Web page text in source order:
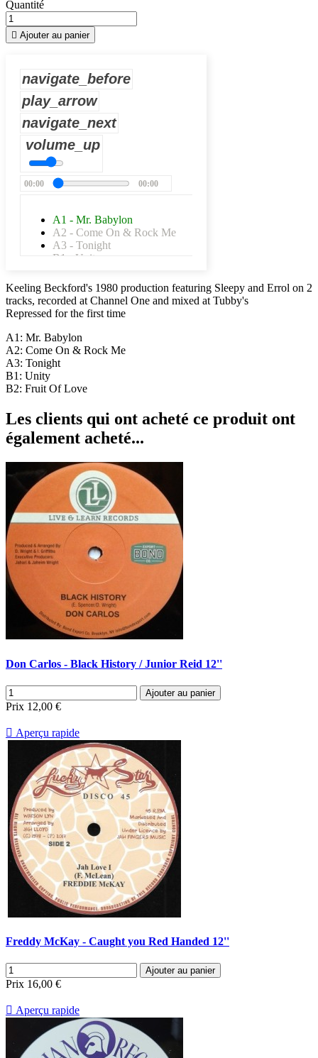
Quantité
 Ajouter au panier
navigate_before
play_arrow
navigate_next
volume_up
00:00 00:00
A1 - Mr. Babylon
A2 - Come On & Rock Me
A3 - Tonight
B1 - Unity
Keeling Beckford's 1980 production featuring Sleepy and Errol on 2
tracks, recorded at Channel One and mixed at Tubby's
Repressed for the first time
A1: Mr. Babylon
A2: Come On & Rock Me
A3: Tonight
B1: Unity
B2: Fruit Of Love
Les clients qui ont acheté ce produit ont
également acheté...
Don Carlos - Black History / Junior Reid 12''
Ajouter au panier
Prix 12,00 €
 Aperçu rapide
Freddy McKay - Caught you Red Handed 12''
Ajouter au panier
Prix 16,00 €
 Aperçu rapide